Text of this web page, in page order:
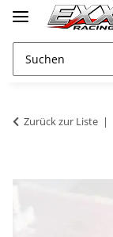
Zurück zur Liste